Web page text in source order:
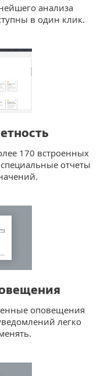
анализа
в один клик.
170 встроенных
отчеты
оповещения
легко